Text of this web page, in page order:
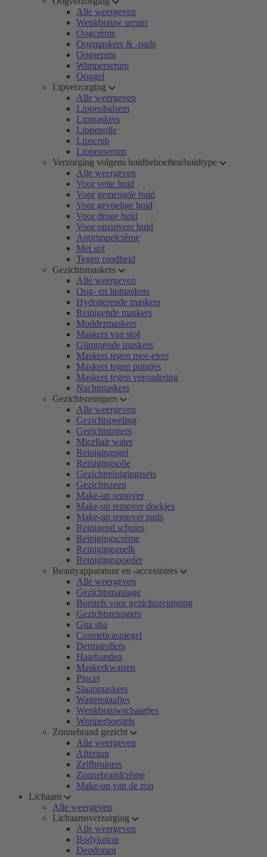
Alle weergeven
Wenkbrauw serum
Oogcrème
Oogmaskers & -pads
Oogserum
Wimperserum
Ooggel
Lipverzorging
Alle weergeven
Lippenbalsem
Lipmaskers
Lippenolie
Lipscrub
Lippenserum
Verzorging volgens huidbehoeften/huidtype
Alle weergeven
Voor vette huid
Voor gemengde huid
Voor gevoelige huid
Voor droge huid
Voor onzuivere huid
Antirimpelcrème
Met spf
Tegen roodheid
Gezichtsmaskers
Alle weergeven
Oog- en lipmaskers
Hydraterende maskers
Reinigende maskers
Moddermaskers
Maskers van stof
Glimmende maskers
Maskers tegen mee-eters
Maskers tegen puistjes
Maskers tegen veroudering
Nachtmaskers
Gezichtsreinigers
Alle weergeven
Gezichtspeeling
Gezichtstoners
Micellair water
Reinigingsgel
Reinigingsolie
Gezichtreinigingssets
Gezichtszeep
Make-up remover
Make-up remover doekjes
Make-up remover pads
Reinigend schuim
Reinigingscrème
Reinigingsmelk
Reinigingspoeder
Beautyapparatuur en -accessoires
Alle weergeven
Gezichtsmassage
Borstels voor gezichtsreiniging
Gezichtsreinigers
Gua sha
Cosmeticaspiegel
Dermarollers
Haarbanden
Maskerkwasten
Pincet
Slaapmaskers
Wattenstaafjes
Wenkbrauwschaartjes
Wimperborstels
Zonnebrand gezicht
Alle weergeven
Aftersun
Zelfbruiners
Zonnebrandcrème
Make-up van de zon
Lichaam
Alle weergeven
Lichaamsverzorging
Alle weergeven
Bodylotion
Deodorant